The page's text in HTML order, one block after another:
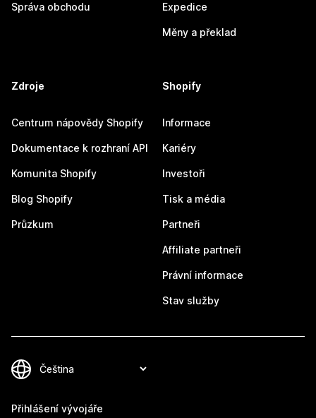
Správa obchodu Expedice
Měny a překlad
Zdroje
Centrum nápovědy Shopify
Dokumentace k rozhraní API
Komunita Shopify
Blog Shopify
Průzkum
Shopify
Informace
Kariéry
Investoři
Tisk a média
Partneři
Affiliate partneři
Právní informace
Stav služby
Přihlášení vývojáře